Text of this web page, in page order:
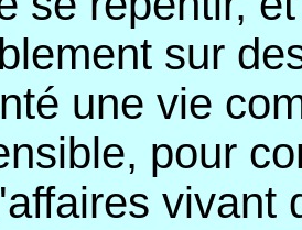
sur
une vie
pour
vivant